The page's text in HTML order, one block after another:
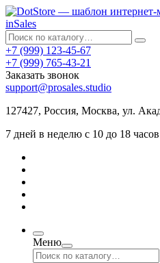
+7 (999) 123-45-67
+7 (999) 765-43-21
Заказать звонок
support@prosales.studio
127427, Россия, Москва, ул.
7 дней в неделю с 10 до 18 часов
Меню